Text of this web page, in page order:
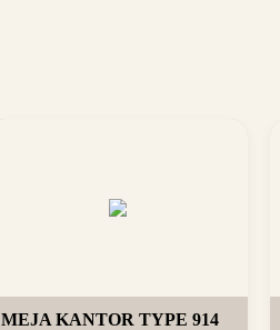
MEJA KANTOR TYPE 914